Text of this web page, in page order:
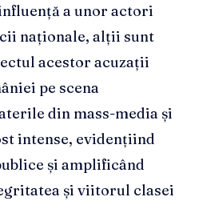
a unor actori
naționale, alții sunt
acestor acuzații
pe scena
din mass-media și
intense, evidențiind
și amplificând
și viitorul clasei